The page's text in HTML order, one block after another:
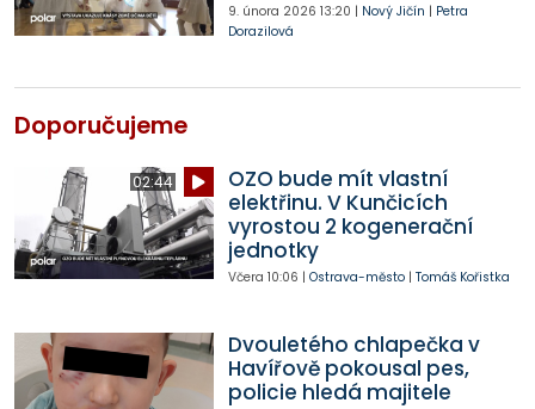
9. února 2026 13:20 | Nový Jičín | Petra
Dorazilová
Doporučujeme
02:44
OZO bude mít vlastní
elektřinu. V Kunčicích
vyrostou 2 kogenerační
jednotky
Včera 10:06 | Ostrava-město| Tomáš Kořistka
Dvouletého chlapečka v
Havířově pokousal pes,
policie hledá majitele